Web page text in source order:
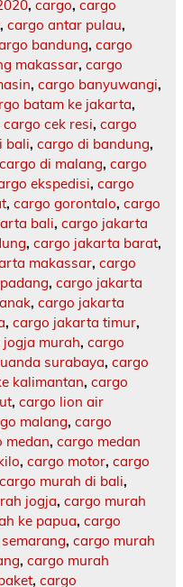
, cargo, cargo
, cargo antar pulau,
bandung, cargo
makassar, cargo
, cargo banyuwangi,
batam ke jakarta,
cargo cek resi, cargo
bali, cargo di bandung,
cargo di malang, cargo
ekspedisi, cargo
, cargo gorontalo, cargo
bali, cargo jakarta
, cargo jakarta barat,
makassar, cargo
, cargo jakarta
, cargo jakarta
, cargo jakarta timur,
murah, cargo
surabaya, cargo
kalimantan, cargo
, cargo lion air
malang, cargo
medan, cargo medan
, cargo motor, cargo
cargo murah di bali,
jogja, cargo murah
ke papua, cargo
, cargo murah
, cargo murah
, cargo